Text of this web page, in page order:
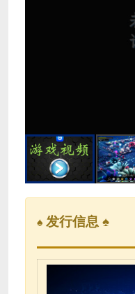
♠ 发行信息 ♠